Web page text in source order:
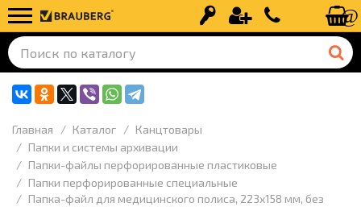
Вход Регистрация+7 (499) 110-
Главная Каталог
Канцтовары
Папки и системы архивации
Папки-файлы перфорированные пластиковые
Папки перфорированные специальные
Папка-файл для медицинского полиса, 223х158 мм, без